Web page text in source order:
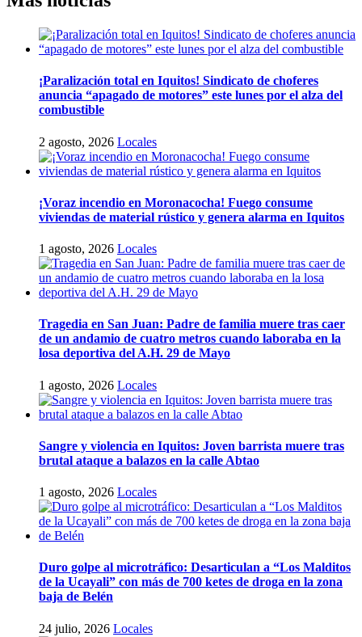
¡Paralización total en Iquitos! Sindicato de choferes
anuncia “apagado de motores” este lunes por el alza del
combustible
2 agosto, 2026 Locales
¡Voraz incendio en Moronacocha! Fuego consume
viviendas de material rústico y genera alarma en Iquitos
1 agosto, 2026 Locales
Tragedia en San Juan: Padre de familia muere tras caer
de un andamio de cuatro metros cuando laboraba en la
losa deportiva del A.H. 29 de Mayo
1 agosto, 2026 Locales
Sangre y violencia en Iquitos: Joven barrista muere tras
brutal ataque a balazos en la calle Abtao
1 agosto, 2026 Locales
Duro golpe al microtráfico: Desarticulan a “Los Malditos
de la Ucayali” con más de 700 ketes de droga en la zona
baja de Belén
24 julio, 2026 Locales